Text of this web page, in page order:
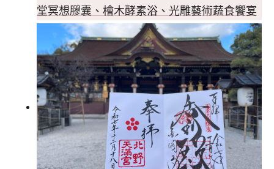
堂冥想膠囊、檜木酵素浴、光雕藝術蔬食饗宴